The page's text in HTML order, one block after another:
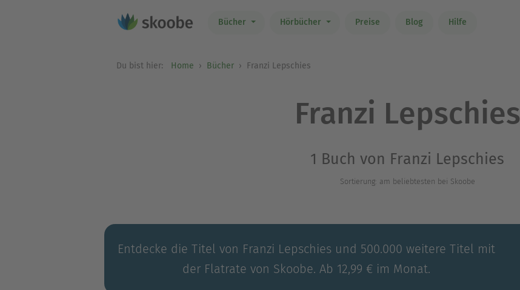
Bücher Hörbücher Preise Blog Hilfe
Du bist hier: Home Bücher Franzi Lepschies
Franzi Lepschies
1 Buch von Franzi Lepschies
Sortierung: am beliebtesten bei Skoobe
Entdecke die Titel von Franzi Lepschies und 500.000 weitere Titel mit
der Flatrate von Skoobe. Ab 12,99 € im Monat.